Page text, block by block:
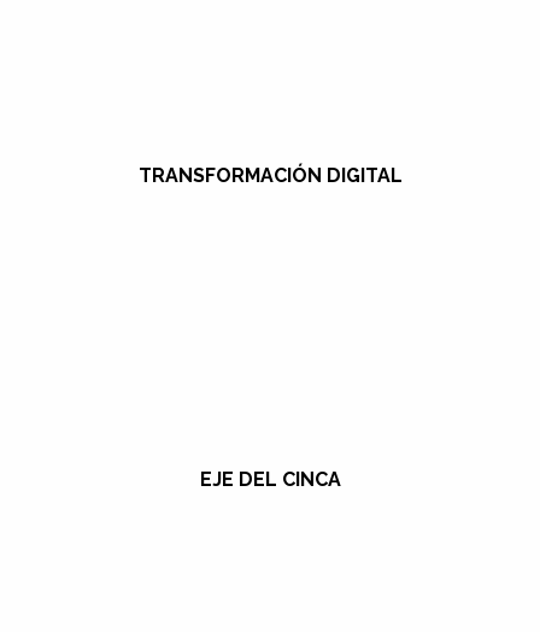
TRANSFORMACIÓN DIGITAL
EJE DEL CINCA